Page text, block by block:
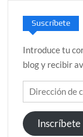
Suscríbete
Introduce tu
blog y recibir
Dirección
de
correo
electrónico
Inscríbete